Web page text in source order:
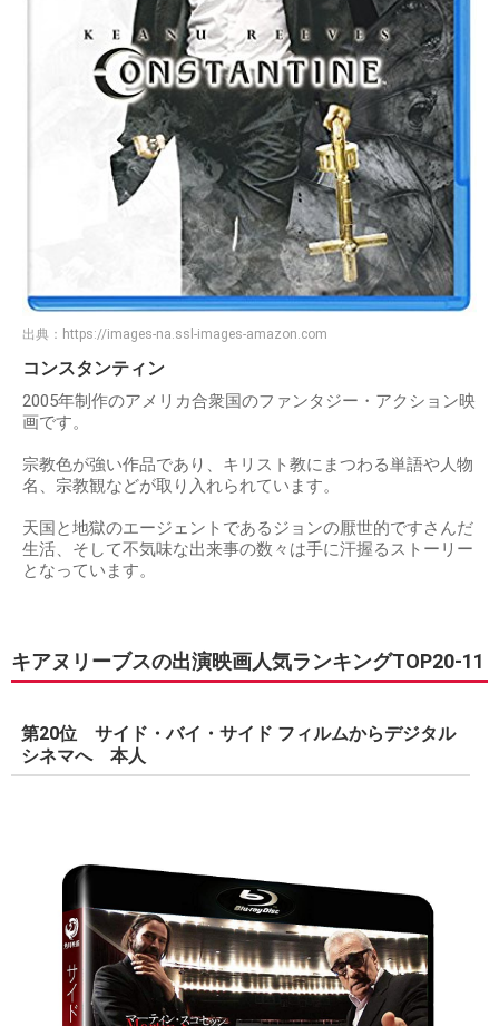
出典： https://images-na.ssl-images-amazon.com
コンスタンティン
2005年制作のアメリカ合衆国のファンタジー・アクション映
画です。
宗教色が強い作品であり、キリスト教にまつわる単語や人物
名、宗教観などが取り入れられています。
天国と地獄のエージェントであるジョンの厭世的ですさんだ
生活、そして不気味な出来事の数々は手に汗握るストーリー
となっています。
キアヌリーブスの出演映画人気ランキングTOP20-11
第20位 サイド・バイ・サイド フィルムからデジタル
シネマへ 本人